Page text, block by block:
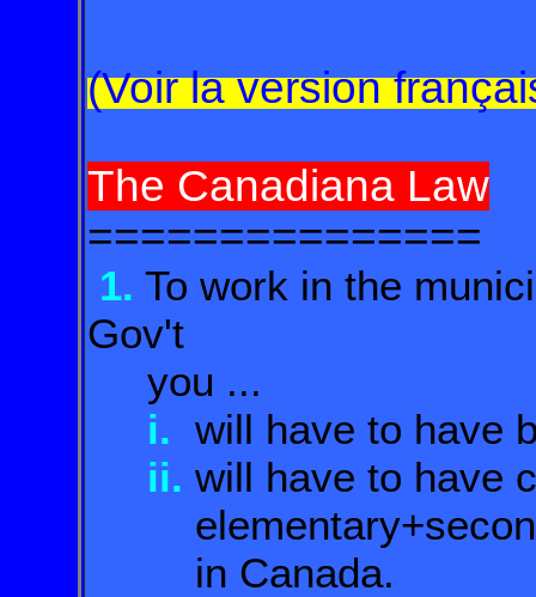
(Voir la version
The Canadiana Law
===============
1. To work in the
Gov't
you ...
i. will have to have
ii. will have to have
in Canada.